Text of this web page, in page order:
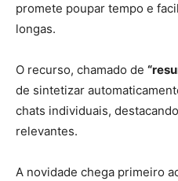
promete poupar tempo e
longas.
O recurso, chamado de
de sintetizar
chats individuais,
relevantes.
A novidade chega primeiro